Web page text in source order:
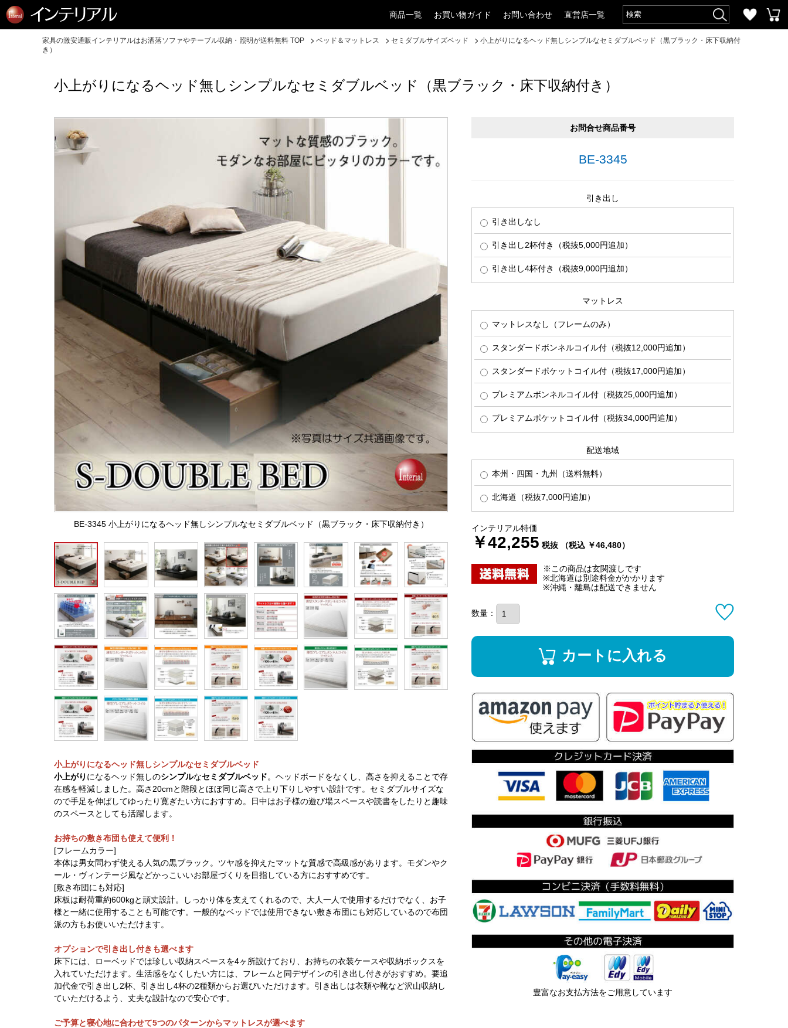
商品一覧 お買い物ガイド お問い合わせ 直営店一覧
家具の激安通販インテリアルはお洒落ソファやテーブル収納・照明が送料無料 TOP ベッド＆マットレス セミダブルサイズベッド
小上がりになるヘッド無しシンプルなセミダブルベッド（黒ブラック・床下収納付
き）
小上がりになるヘッド無しシンプルなセミダブルベッド（黒ブラック・床下収納付き）
BE-3345 小上がりになるヘッド無しシンプルなセミダブルベッド（黒ブラック・床下収納付き）
小上がりになるヘッド無しシンプルなセミダブルベッド
小上がり になるヘッド無しのシンプルなセミダブルベッド。ヘッドボードをなくし、高さを抑えることで存
在感を軽減しました。高さ20cmと階段とほぼ同じ高さで上り下りしやすい設計です。セミダブルサイズな
ので手足を伸ばしてゆったり寛ぎたい方におすすめ。日中はお子様の遊び場スペースや読書をしたりと趣味
のスペースとしても活躍します。
お持ちの敷き布団も使えて便利！
[フレームカラー]
本体は男女問わず使える人気の黒ブラック。ツヤ感を抑えたマットな質感で高級感があります。モダンやク
ール・ヴィンテージ風などかっこいいお部屋づくりを目指している方におすすめです。
[敷き布団にも対応]
床板は耐荷重約600kgと頑丈設計。しっかり体を支えてくれるので、大人一人で使用するだけでなく、お子
様と一緒に使用することも可能です。一般的なベッドでは使用できない敷き布団にも対応しているので布団
派の方もお使いいただけます。
オプションで引き出し付きも選べます
床下には、ローベッドでは珍しい収納スペースを4ヶ所設けており、お持ちの衣装ケースや収納ボックスを
入れていただけます。生活感をなくしたい方には、フレームと同デザインの引き出し付きがおすすめ。要追
加代金で引き出し2杯、引き出し4杯の2種類からお選びいただけます。引き出しは衣類や靴など沢山収納し
ていただけるよう、丈夫な設計なので安心です。
ご予算と寝心地に合わせて5つのパターンからマットレスが選べます
お問合せ商品番号
BE-3345
引き出し
引き出しなし
引き出し2杯付き（税抜5,000円追加）
引き出し4杯付き（税抜9,000円追加）
マットレス
マットレスなし（フレームのみ）
スタンダードボンネルコイル付（税抜12,000円追加）
スタンダードポケットコイル付（税抜17,000円追加）
プレミアムボンネルコイル付（税抜25,000円追加）
プレミアムポケットコイル付（税抜34,000円追加）
配送地域
本州・四国・九州（送料無料）
北海道（税抜7,000円追加）
インテリアル特価
￥42,255 税抜 （税込 ￥46,480）
※この商品は玄関渡しです
※北海道は別途料金がかかります
※沖縄・離島は配送できません
数量：
カートに入れる
豊富なお支払方法をご用意しています